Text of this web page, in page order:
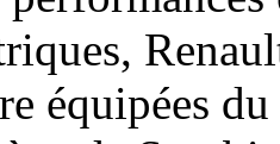
équipées